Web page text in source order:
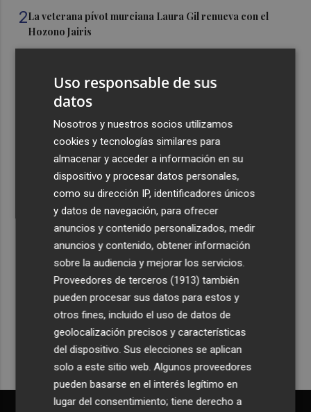
2La veterana pívot murciana Laura Gil renueva con el
Hozono Jairis
El PSPV denuncia la instalación de ventanas de aluminio
Los murcianos en el extranjero harán gala de identidad
con el primer Día de las Comunidades de la Región en el
Exterior
Recibe toda la actualidad de
Plaza Podcast en tu correo
Quiero suscribirme
Uso responsable de sus
datos
Nosotros y nuestros socios utilizamos
cookies y tecnologías similares para
almacenar y acceder a información en su
dispositivo y procesar datos personales,
como su dirección IP, identificadores únicos
y datos de navegación, para ofrecer
anuncios y contenido personalizados, medir
anuncios y contenido, obtener información
sobre la audiencia y mejorar los servicios.
Proveedores de terceros (1913) también
pueden procesar sus datos para estos y
otros fines, incluido el uso de datos de
geolocalización precisos y características
del dispositivo. Sus elecciones se aplican
solo a este sitio web. Algunos proveedores
pueden basarse en el interés legítimo en
lugar del consentimiento; tiene derecho a